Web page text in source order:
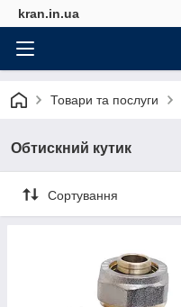
kran.in.ua
Товари та послуги
Обтискний кутик
Сортування